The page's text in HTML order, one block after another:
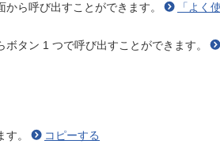
ら呼び出すことができます。
「よく
タン 1 つで呼び出すことができます。
。 コピーする